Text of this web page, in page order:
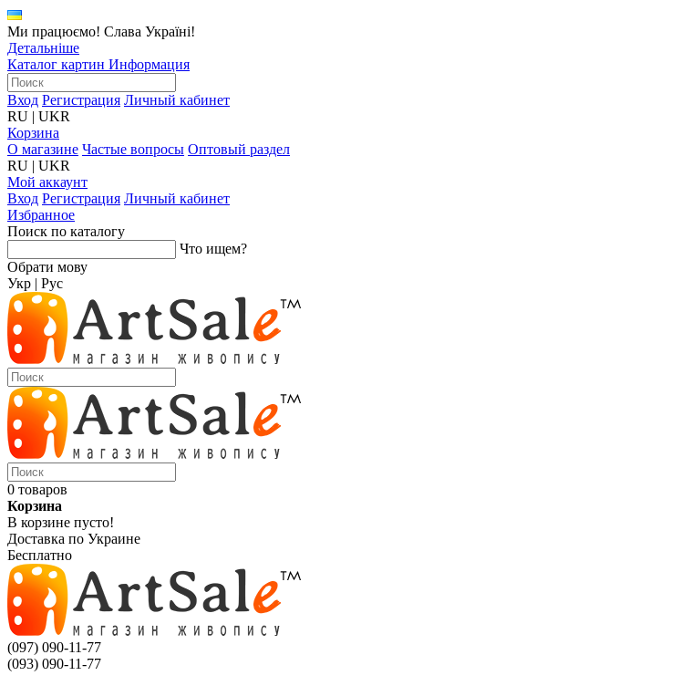
Ми працюємо! Слава Україні!
Детальніше
Каталог картин Информация
Вход Регистрация Личный кабинет
RU | UKR
Корзина
О магазине Частые вопросы Оптовый раздел
RU | UKR
Мой аккаунт
Вход Регистрация Личный кабинет
Избранное
Поиск по каталогу
Что ищем?
Обрати мову
Укр | Рус
0 товаров
Корзина
В корзине пусто!
Доставка по Украине
Бесплатно
(097) 090-11-77
(093) 090-11-77